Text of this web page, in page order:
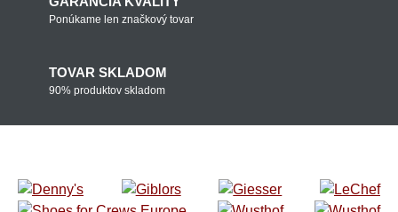
Ponúkame len značkový tovar
TOVAR SKLADOM
90% produktov skladom